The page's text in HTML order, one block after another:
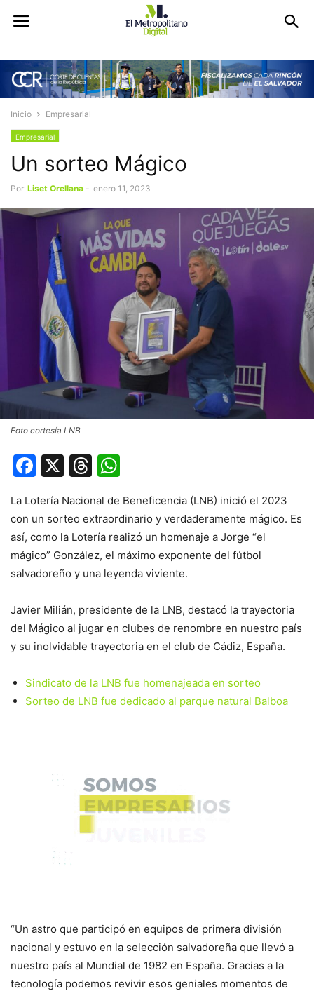
Inicio Empresarial
Empresarial
Un sorteo Mágico
Por Liset Orellana - enero 11, 2023
Foto cortesía LNB
Facebook
X Threads
La Lotería Nacional de Beneficencia (LNB) inició el 2023
con un sorteo extraordinario y verdaderamente mágico. Es
así, como la Lotería realizó un homenaje a Jorge “el
mágico” González, el máximo exponente del fútbol
salvadoreño y una leyenda viviente.
Javier Milián, presidente de la LNB, destacó la trayectoria
del Mágico al jugar en clubes de renombre en nuestro país
y su inolvidable trayectoria en el club de Cádiz, España.
Sindicato de la LNB fue homenajeada en sorteo
Sorteo de LNB fue dedicado al parque natural Balboa
“Un astro que participó en equipos de primera división
nacional y estuvo en la selección salvadoreña que llevó a
nuestro país al Mundial de 1982 en España. Gracias a la
tecnología podemos revivir esos geniales momentos de